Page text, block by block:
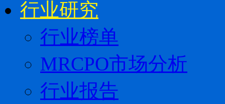
行业研究
行业榜单
MRCPO市场分析
行业报告